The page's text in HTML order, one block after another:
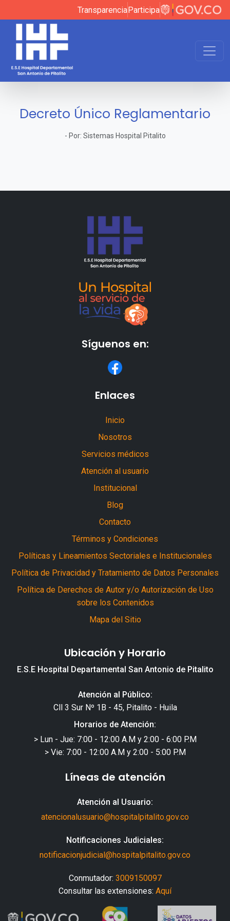
TransparenciaParticipa
Decreto Único Reglamentario
- Por: Sistemas Hospital Pitalito
Síguenos en:
Enlaces
Inicio
Nosotros
Servicios médicos
Atención al usuario
Institucional
Blog
Contacto
Términos y Condiciones
Políticas y Lineamientos Sectoriales e Institucionales
Política de Privacidad y Tratamiento de Datos Personales
Política de Derechos de Autor y/o Autorización de Uso
sobre los Contenidos
Mapa del Sitio
Ubicación y Horario
E.S.E Hospital Departamental San Antonio de Pitalito
Atención al Público:
Cll 3 Sur Nº 1B - 45, Pitalito - Huila
Horarios de Atención:
> Lun - Jue: 7:00 - 12:00 A.M y 2:00 - 6:00 P.M
> Vie: 7:00 - 12:00 A.M y 2:00 - 5:00 P.M
Líneas de atención
Atención al Usuario:
atencionalusuario@hospitalpitalito.gov.co
Notificaciones Judiciales:
notificacionjudicial@hospitalpitalito.gov.co
Conmutador: 3009150097
Consultar las extensiones: Aquí